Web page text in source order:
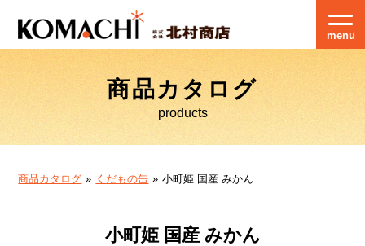
menu
商品カタログ
products
商品カタログ くだもの缶 小町姫 国産 みかん
小町姫 国産 みかん